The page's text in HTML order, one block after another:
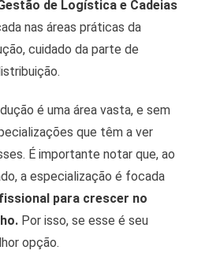
de Logística e Cadeias
nas áreas práticas da
cuidado da parte de
é uma área vasta, e sem
que têm a ver
É importante notar que, ao
a especialização é focada
para crescer no
Por isso, se esse é seu
opção.